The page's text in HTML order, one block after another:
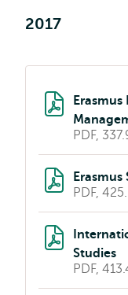
2017
PDF,
PDF,
Studies
PDF,